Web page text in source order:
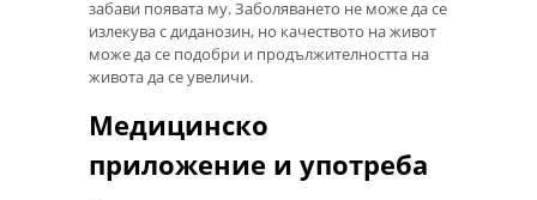
забави появата му. Заболяването не може да се
излекува с диданозин, но качеството на живот
може да се подобри и продължителността на
живота да се увеличи.
Медицинско
приложение и употреба